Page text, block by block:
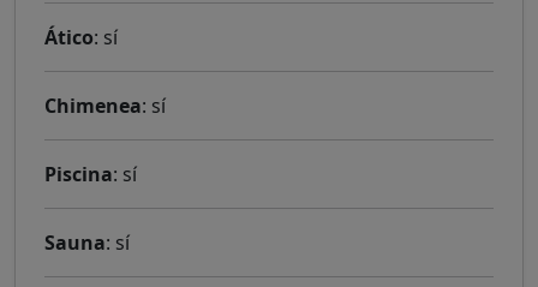
Ático: sí
Chimenea: sí
Piscina: sí
Sauna: sí